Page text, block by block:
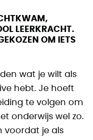
LEERKRACHT.
OM IETS
wat je wilt als
hebt. Je hoeft
te volgen om
onderwijs wel zo.
voordat je als